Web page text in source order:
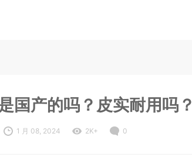
国产的吗？皮实耐用吗？
1 月 08, 2024 2K+ 0